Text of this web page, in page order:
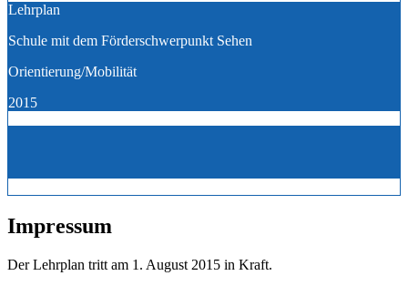
Lehrplan
Schule mit dem Förderschwerpunkt Sehen
Orientierung/Mobilität
2015
Impressum
Der Lehrplan tritt am 1. August 2015 in Kraft.